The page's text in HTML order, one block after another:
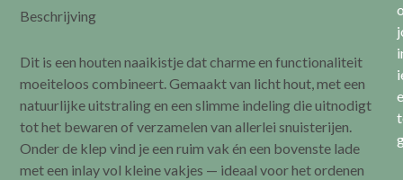
Beschrijving
Dit is een houten naaikistje dat charme en functionaliteit
moeiteloos combineert. Gemaakt van licht hout, met een
natuurlijke uitstraling en een slimme indeling die uitnodigt
tot het bewaren of verzamelen van allerlei snuisterijen.
Onder de klep vind je een ruim vak én een bovenste lade
met een inlay vol kleine vakjes — ideaal voor het ordenen